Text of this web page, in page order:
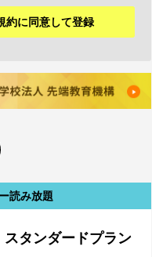
約に同意して登録
読み放題
スタンダードプラン